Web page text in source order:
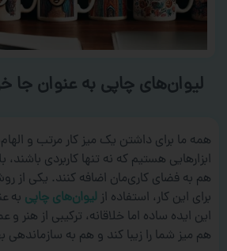
لیوان‌های چاپی به عنوان جا
همه ما برای داشتن یک میز کار مرتب و
ابزارهایی هستیم که نه تنها کاربردی باشند،
هم به فضای کاری‌مان اضافه کنند. یکی از
برای این کار، استفاده از لیوان‌های چاپی به
این ایده ساده اما خلاقانه، ترکیبی از هنر
هم میز شما را زیبا کند و هم به